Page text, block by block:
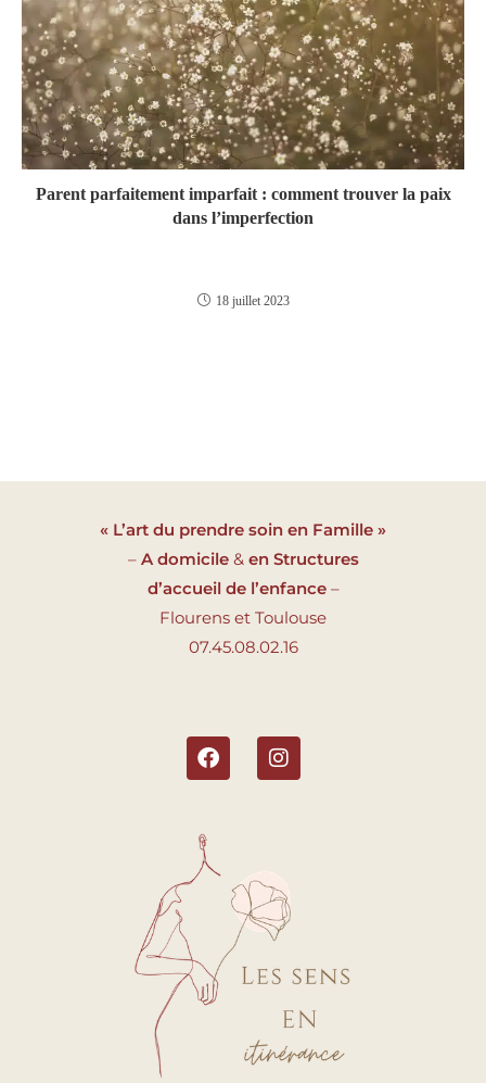
Parent parfaitement imparfait : comment trouver la paix
dans l’imperfection
18 juillet 2023
« L’art du prendre soin en Famille »
– A domicile & en Structures
d’accueil de l’enfance –
Flourens et Toulouse
07.45.08.02.16